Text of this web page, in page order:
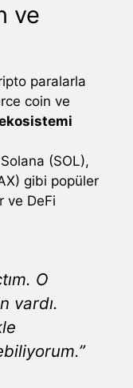
ve
paralarla
coin ve
(SOL),
gibi popüler
ve DeFi
O
vardı.